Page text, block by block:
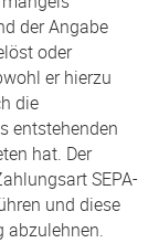
der Angabe
oder
er hierzu
die
entstehenden
hat. Der
SEPA-
und diese
abzulehnen.